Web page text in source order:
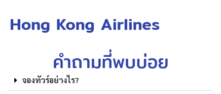
Hong Kong Airlines
คำถามที่พบบ่อย
จองทัวร์อย่างไร?